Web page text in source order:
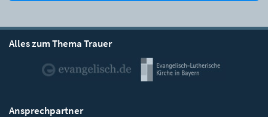
Alles zum Thema Trauer
Ansprechpartner